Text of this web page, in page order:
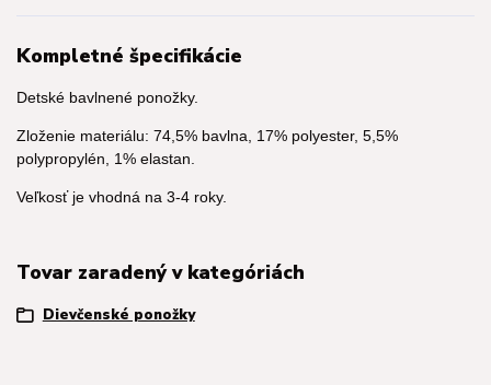
Kompletné špecifikácie
Detské bavlnené ponožky.
Zloženie materiálu: 74,5% bavlna, 17% polyester, 5,5%
polypropylén, 1% elastan.
Veľkosť je vhodná na 3-4 roky.
Tovar zaradený v kategóriách
Dievčenské ponožky